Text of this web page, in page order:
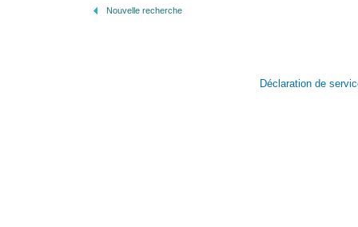
Nouvelle recherche
Déclaration de